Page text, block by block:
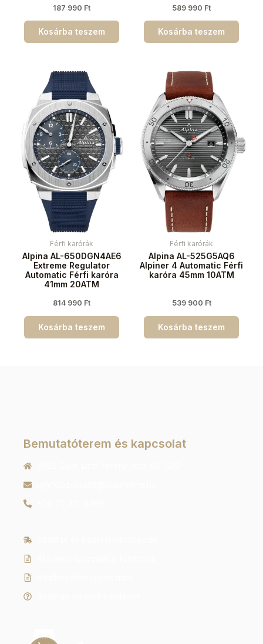
187 990 Ft
Kosárba teszem
589 990 Ft
Kosárba teszem
Férfi karórák
Alpina AL-650DGN4AE6
Extreme Regulator
Automatic Férfi karóra
41mm 20ATM
814 990 Ft
Kosárba teszem
Férfi karórák
Alpina AL-525G5AQ6
Alpiner 4 Automatic Férfi
karóra 45mm 10ATM
539 900 Ft
Kosárba teszem
Bemutatóterem és kapcsolat